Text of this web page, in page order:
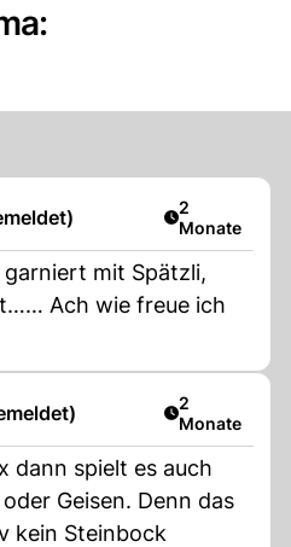
Artikel
2
Monate
mit Spätzli,
Ach wie freue ich
Artikel
2
Monate
dann spielt es auch
Geisen. Denn das
kein Steinbock